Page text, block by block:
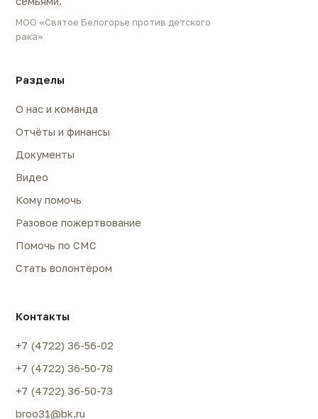
МОО «Святое Белогорье против детского
рака»
Разделы
О нас и команда
Отчёты и финансы
Документы
Видео
Кому помочь
Разовое пожертвование
Помочь по СМС
Стать волонтёром
Контакты
+7 (4722) 36-56-02
+7 (4722) 36-50-78
+7 (4722) 36-50-73
broo31@bk.ru